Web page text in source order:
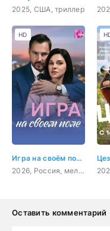
2025, США, триллер
Игра на своём поле
2026, Россия, мелодрама
HD
Оставить комментарий